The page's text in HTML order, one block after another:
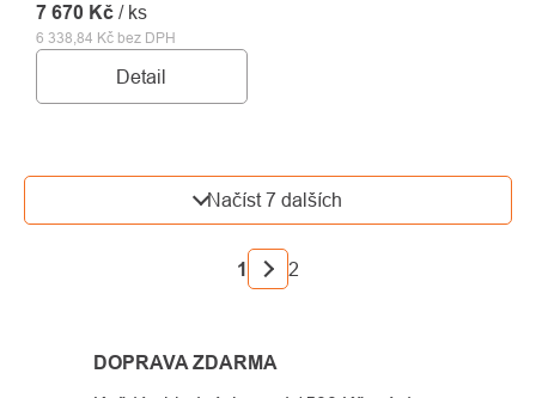
6 338,84 Kč bez DPH
7 670 Kč / ks
Detail
OVLÁDACÍ
PRVKY
VÝPISU
Načíst 7 dalších
STRÁNKOVÁNÍ
1 2
DOPRAVA ZDARMA